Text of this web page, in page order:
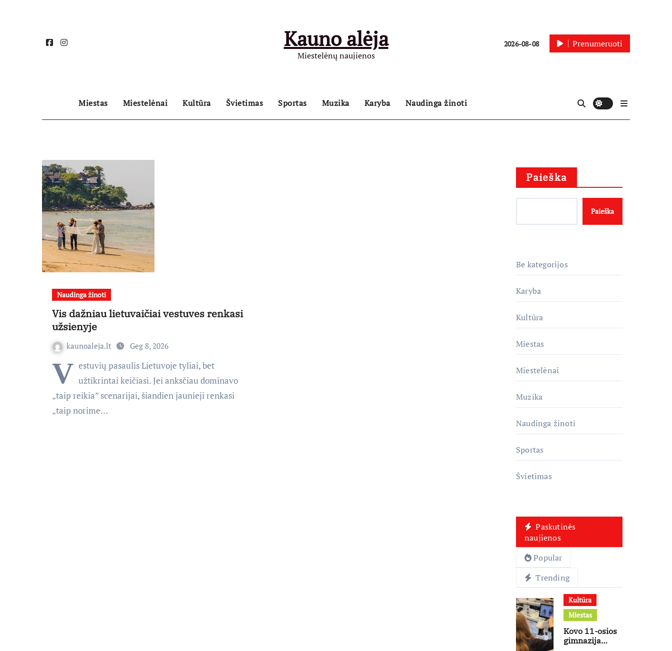
Kauno alėja
Miestelėnų naujienos
2026-08-08 Prenumeruoti
Miestas Miestelėnai Kultūra Švietimas Sportas Muzika Karyba Naudinga žinoti
Naudinga žinoti
Vis dažniau lietuvaičiai vestuves renkasi
užsienyje
kaunoaleja.lt Geg 8, 2026
V estuvių pasaulis Lietuvoje tyliai, bet
užtikrintai keičiasi. Jei anksčiau dominavo
„taip reikia” scenarijai, šiandien jaunieji renkasi
„taip norime…
Paieška
Paieška
Be kategorijos
Karyba
Kultūra
Miestas
Miestelėnai
Muzika
Naudinga žinoti
Sportas
Švietimas
Paskutinės
naujienos
Popular
Trending
Kultūra
Miestas
Kovo 11-osios
gimnazija